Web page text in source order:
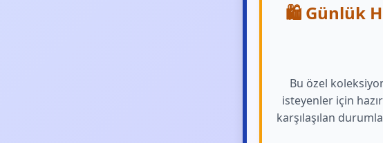
🛍️ Günlük
Bu özel
isteyenler için
karşılaşılan